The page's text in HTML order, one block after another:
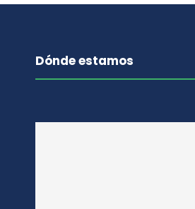
Dónde estamos